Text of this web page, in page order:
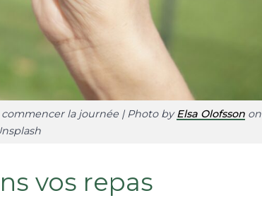
la journée | Photo byElsa Olofssonon
vos repas